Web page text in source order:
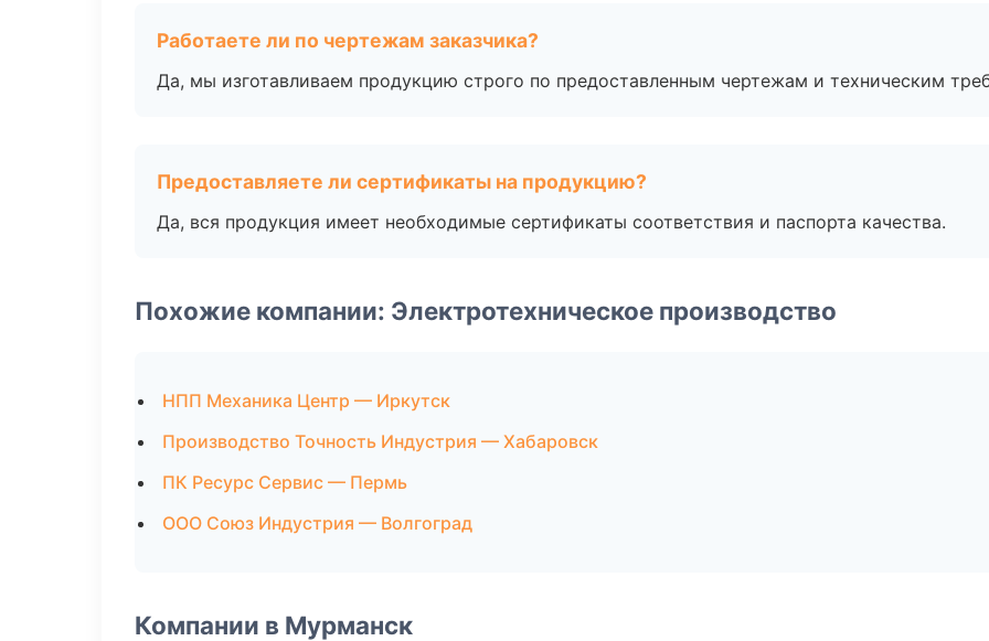
Работаете ли по чертежам заказчика?
Да, мы изготавливаем продукцию строго по предоставленным чертежам и техническим
Предоставляете ли сертификаты на продукцию?
Да, вся продукция имеет необходимые сертификаты соответствия и паспорта качества.
Похожие компании: Электротехническое производство
НПП Механика Центр — Иркутск
Производство Точность Индустрия — Хабаровск
ПК Ресурс Сервис — Пермь
ООО Союз Индустрия — Волгоград
Компании в Мурманск